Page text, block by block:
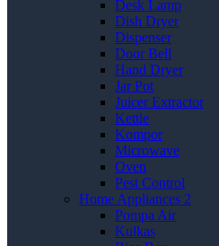
Desk Lamp
Dish Dryer
Dispenser
Door Bell
Hand Dryer
Jar Pot
Juicer Extractor
Kettle
Kompor
Microwave
Oven
Pest Control
Home Appliances 2
Pompa Air
Kulkas